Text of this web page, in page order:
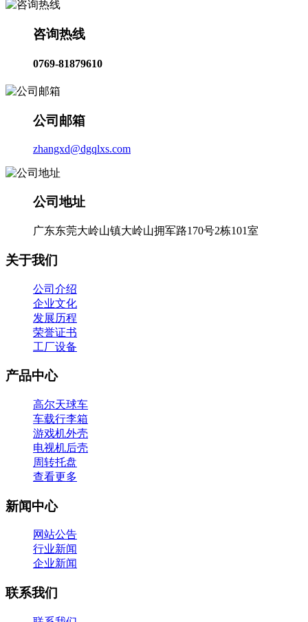
咨询热线
0769-81879610
公司邮箱
zhangxd@dgqlxs.com
公司地址
广东东莞大岭山镇大岭山拥军路170号2栋101室
关于我们
公司介绍
企业文化
发展历程
荣誉证书
工厂设备
产品中心
高尔天球车
车载行李箱
游戏机外壳
电视机后壳
周转托盘
查看更多
新闻中心
网站公告
行业新闻
企业新闻
联系我们